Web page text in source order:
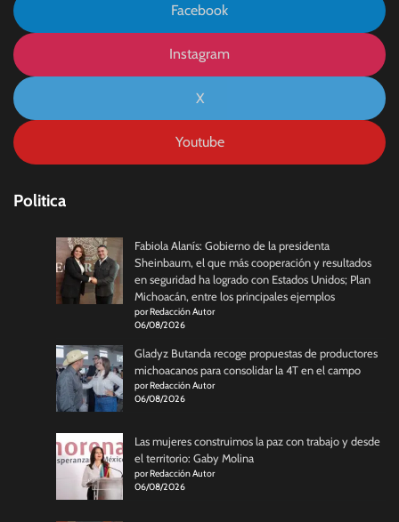
Facebook
Instagram
X
Youtube
Politica
Fabiola Alanís: Gobierno de la presidenta
Sheinbaum, el que más cooperación y resultados
en seguridad ha logrado con Estados Unidos; Plan
Michoacán, entre los principales ejemplos
por Redacción Autor
06/08/2026
Gladyz Butanda recoge propuestas de productores
michoacanos para consolidar la 4T en el campo
por Redacción Autor
06/08/2026
Las mujeres construimos la paz con trabajo y desde
el territorio: Gaby Molina
por Redacción Autor
06/08/2026